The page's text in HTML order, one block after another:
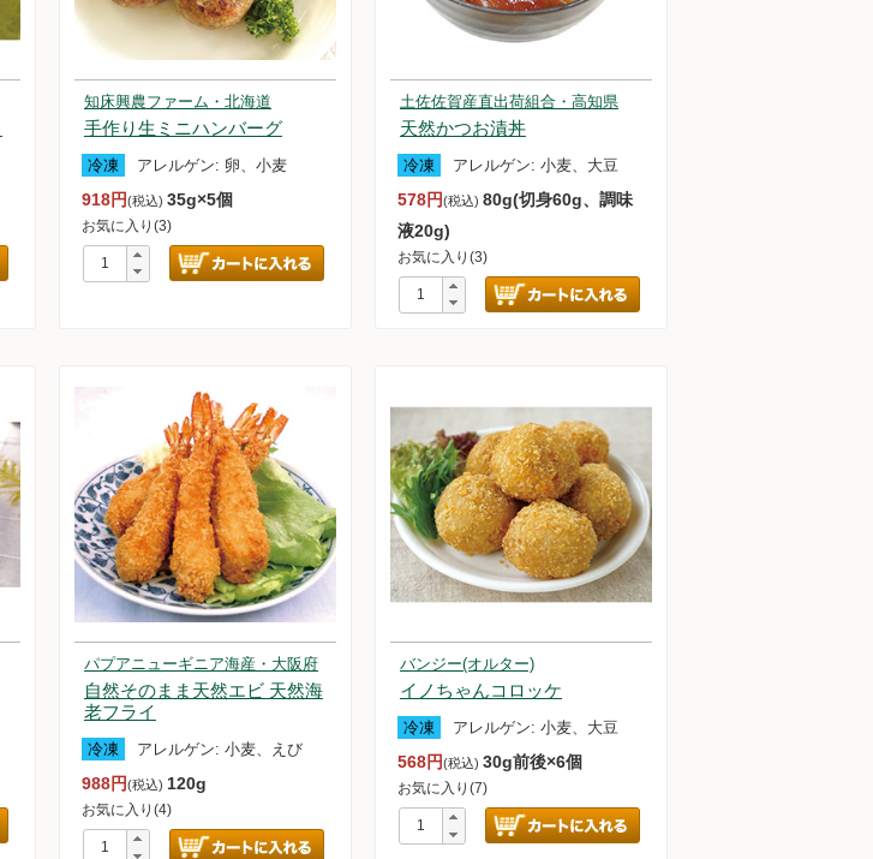
知床興農ファーム・北海道
手作り生ミニハンバーグ
冷凍 アレルゲン: 卵、小麦
918円(税込) 35g×5個
お気に入り(3)
土佐佐賀産直出荷組合・高知県
天然かつお漬丼
冷凍 アレルゲン: 小麦、大豆
578円(税込) 80g(切身60g、調味
液20g)
お気に入り(3)
パプアニューギニア海産・大阪府
自然そのまま天然エビ 天然海
老フライ
冷凍 アレルゲン: 小麦、えび
988円(税込) 120g
お気に入り(4)
バンジー(オルター)
イノちゃんコロッケ
冷凍 アレルゲン: 小麦、大豆
568円(税込) 30g前後×6個
お気に入り(7)